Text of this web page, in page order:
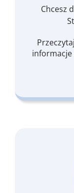
Chcesz
informacje